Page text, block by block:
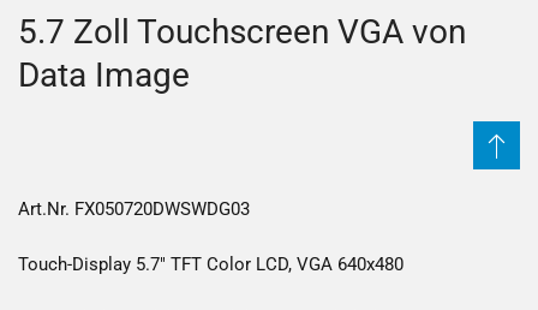
5.7 Zoll Touchscreen VGA von
Data Image
Art.Nr. FX050720DWSWDG03
Touch-Display 5.7" TFT Color LCD, VGA 640x480